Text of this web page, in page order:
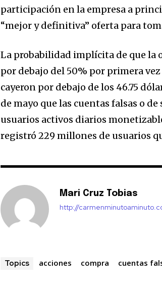
participación en la empresa a
“mejor y definitiva” oferta para
La probabilidad implícita de que la
por debajo del 50% por primera
cayeron por debajo de los 46.75
de mayo que las cuentas falsas o
usuarios activos diarios
registró 229 millones de usuarios
Mari Cruz Tobias
http://
Topics acciones compra cuentas